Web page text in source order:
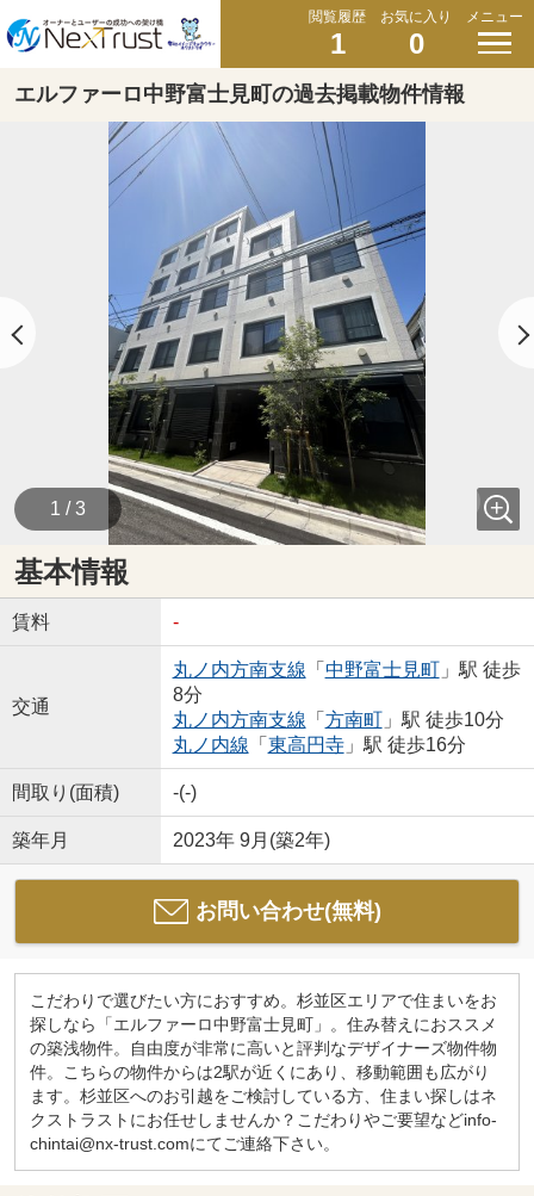
閲覧履歴
1
お気に入り
0
メニュー
エルファーロ中野富士見町の過去掲載物件情報
1 / 3
基本情報
賃料 -
交通
丸ノ内方南支線 「 中野富士見町」駅 徒歩
8分
丸ノ内方南支線 「 方南町」駅 徒歩10分
丸ノ内線 「 東高円寺」駅 徒歩16分
間取り(面積) -(-)
築年月 2023年 9月(築2年)
お問い合わせ(無料)
こだわりで選びたい方におすすめ。杉並区エリアで住まいをお
探しなら「エルファーロ中野富士見町」。住み替えにおススメ
の築浅物件。自由度が非常に高いと評判なデザイナーズ物件物
件。こちらの物件からは2駅が近くにあり、移動範囲も広がり
ます。杉並区へのお引越をご検討している方、住まい探しはネ
クストラストにお任せしませんか？こだわりやご要望などinfo-
chintai@nx-trust.comにてご連絡下さい。